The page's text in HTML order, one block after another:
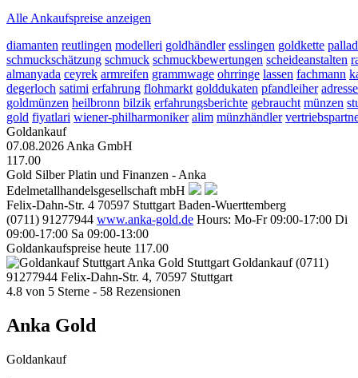
Alle Ankaufspreise anzeigen
diamanten reutlingen modelleri goldhändler esslingen goldkette
schmuckschätzung schmuck schmuckbewertungen scheideanstalten
almanyada ceyrek armreifen grammwage ohrringe lassen fachmann
degerloch satimi erfahrung flohmarkt golddukaten pfandleiher adresse
goldmünzen heilbronn bilzik erfahrungsberichte gebraucht münzen
gold fiyatlari wiener-philharmoniker alim münzhändler
Goldankauf
07.08.2026 Anka GmbH
117.00
Gold Silber Platin und Finanzen - Anka
Edelmetallhandelsgesellschaft mbH
Felix-Dahn-Str. 4 70597 Stuttgart Baden-Wuerttemberg
(0711) 91277944 www.anka-gold.de Hours: Mo-Fr 09:00-17:00 Di
09:00-17:00 Sa 09:00-13:00
Goldankaufspreise heute 117.00
Anka Gold Stuttgart Goldankauf (0711)
91277944 Felix-Dahn-Str. 4, 70597 Stuttgart
4.8 von 5 Sterne - 58 Rezensionen
Anka Gold
Goldankauf